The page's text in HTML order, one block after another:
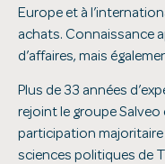
Europe et à
achats. Connaissance
d’affaires, mais
Plus de 33 années
rejoint le groupe Salveo
participation majoritaire
sciences politiques de